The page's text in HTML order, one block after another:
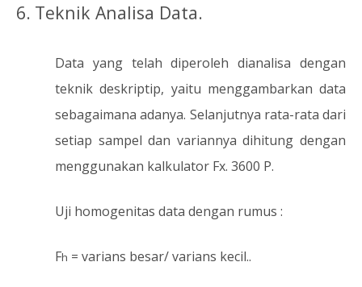
6. Teknik Analisa Data.
Data yang telah diperoleh dianalisa dengan
teknik deskriptip, yaitu menggambarkan data
sebagaimana adanya. Selanjutnya rata-rata dari
setiap sampel dan variannya dihitung dengan
menggunakan kalkulator Fx. 3600 P.
Uji homogenitas data dengan rumus :
Fh = varians besar/ varians kecil..